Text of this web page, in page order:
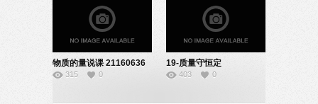
物质的量说课 21160636
315 0
19-质量守恒定
律-21160636
403 0